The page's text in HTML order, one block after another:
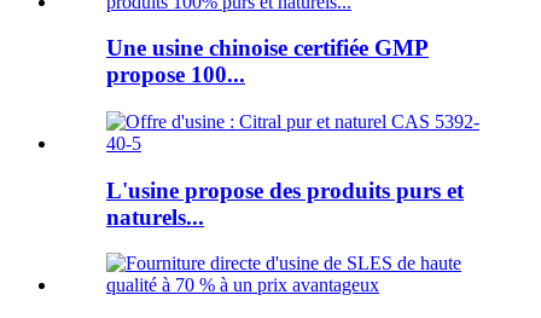
Une usine chinoise certifiée GMP
propose 100...
L'usine propose des produits purs et
naturels...